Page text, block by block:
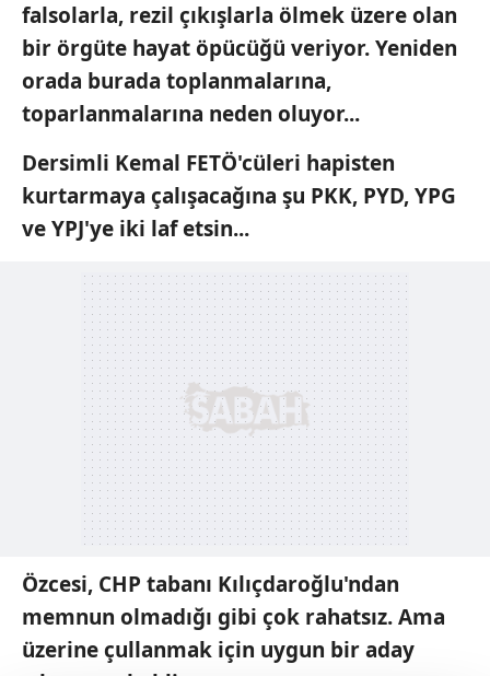
falsolarla, rezil çıkışlarla ölmek üzere olan
bir örgüte hayat öpücüğü veriyor. Yeniden
orada burada toplanmalarına,
toparlanmalarına neden oluyor...
Dersimli Kemal FETÖ'cüleri hapisten
kurtarmaya çalışacağına şu PKK, PYD, YPG
ve YPJ'ye iki laf etsin...
Özcesi, CHP tabanı Kılıçdaroğlu'ndan
memnun olmadığı gibi çok rahatsız. Ama
üzerine çullanmak için uygun bir aday